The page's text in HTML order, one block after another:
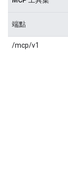
端點
/mcp/v1